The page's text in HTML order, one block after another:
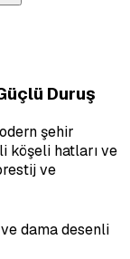
Duruş
şehir
köşeli hatları ve
ve
dama desenli